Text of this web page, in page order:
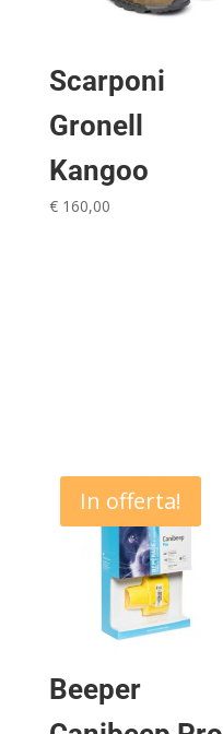
Scarponi
Gronell
Kangoo
€160,00
In offerta!
Beeper